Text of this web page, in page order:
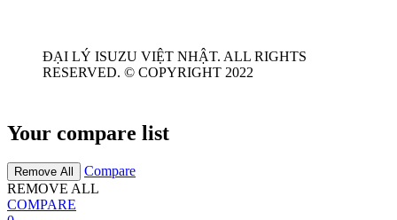
ĐẠI LÝ ISUZU VIỆT NHẬT. ALL RIGHTS
RESERVED. © COPYRIGHT 2022
Your compare list
Remove All
Compare
REMOVE ALL
COMPARE